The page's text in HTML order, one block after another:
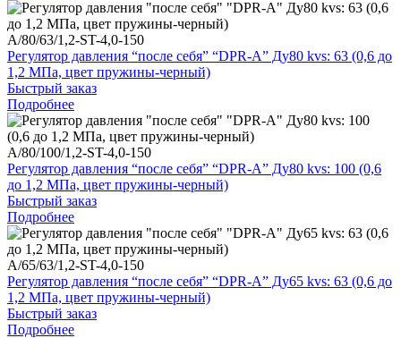
A/80/63/1,2-ST-4,0-150
Регулятор давления “после себя” “DPR-A” Ду80 kvs: 63 (0,6 до
1,2 МПа, цвет пружины-черный)
Быстрый заказ
Подробнее
A/80/100/1,2-ST-4,0-150
Регулятор давления “после себя” “DPR-A” Ду80 kvs: 100 (0,6
до 1,2 МПа, цвет пружины-черный)
Быстрый заказ
Подробнее
A/65/63/1,2-ST-4,0-150
Регулятор давления “после себя” “DPR-A” Ду65 kvs: 63 (0,6 до
1,2 МПа, цвет пружины-черный)
Быстрый заказ
Подробнее